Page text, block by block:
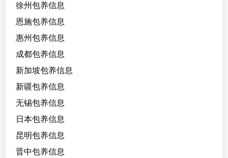
徐州包养信息
恩施包养信息
惠州包养信息
成都包养信息
新加坡包养信息
新疆包养信息
无锡包养信息
日本包养信息
昆明包养信息
晋中包养信息